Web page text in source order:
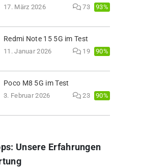
17. März 2026 73 93%
Redmi Note 15 5G im Test
11. Januar 2026 19 90%
Poco M8 5G im Test
3. Februar 2026 23 90%
Unsere Erfahrungen